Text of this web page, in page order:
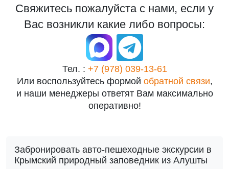
Свяжитесь пожалуйста с нами, если у
Вас возникли какие либо вопросы:
Тел. : +7 (978) 039-13-61
Или воспользуйтесь формой обратной связи,
и наши менеджеры ответят Вам максимально
оперативно!
Забронировать авто-пешеходные экскурсии в
Крымский природный заповедник из Алушты